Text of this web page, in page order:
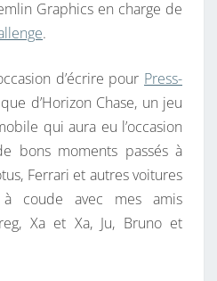
Y
O
R
S
E
A
T
B
E
Graphics en charge de
.
d’écrire pour Press-
d’Horizon Chase, un jeu
qui aura eu l’occasion
bons moments passés à
Ferrari et autres voitures
coude avec mes amis
Xa et Xa, Ju, Bruno et